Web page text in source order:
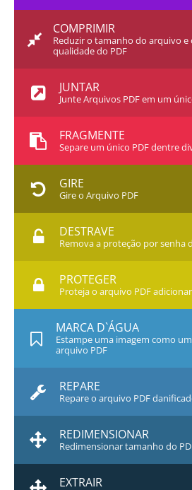
COMPRIMIR
Reduzir o tamanho do arquivo
qualidade do PDF
JUNTAR
Junte Arquivos PDF em um
FRAGMENTE
Separe um único PDF dentre
GIRE
Gire o Arquivo PDF
DESTRAVE
Remova a proteção por senha
PROTEGER
Proteja o arquivo PDF
MARCA D`ÁGUA
Estampe uma imagem como
arquivo PDF
REPARE
Repare o arquivo PDF
REDIMENSIONAR
Redimensionar tamanho do
EXTRAIR